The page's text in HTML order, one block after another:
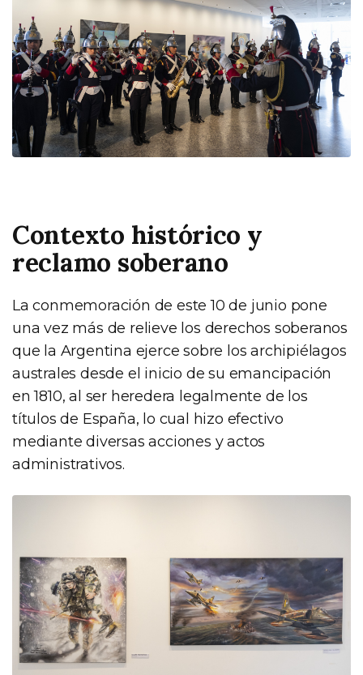
Contexto histórico y
reclamo soberano
La conmemoración de este 10 de junio pone
una vez más de relieve los derechos soberanos
que la Argentina ejerce sobre los archipiélagos
australes desde el inicio de su emancipación
en 1810, al ser heredera legalmente de los
títulos de España, lo cual hizo efectivo
mediante diversas acciones y actos
administrativos.